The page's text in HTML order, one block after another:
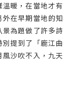
暖，在當地才有
在早期當地的知
為題做了許多詩
提到了「鹿江曲
沙吹不入，九天